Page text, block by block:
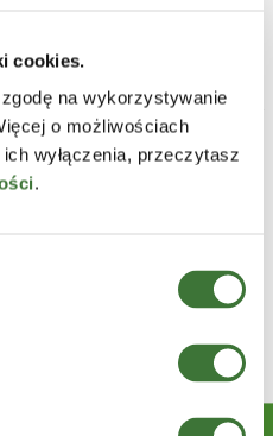
cookies.
na wykorzystywanie
o możliwościach
wyłączenia, przeczytasz
.